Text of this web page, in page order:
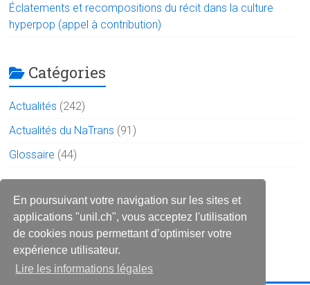
En poursuivant votre navigation sur les sites et
applications "unil.ch", vous acceptez l'utilisation
de cookies nous permettant d’optimiser votre
expérience utilisateur.
Lire les informations légales
Éclatements et recompositions du récit dans la culture
hyperpop (appel à contribution)
Catégories
Actualités (242)
Actualités du NaTrans (91)
Glossaire (44)
Le réseau sur les réseaux